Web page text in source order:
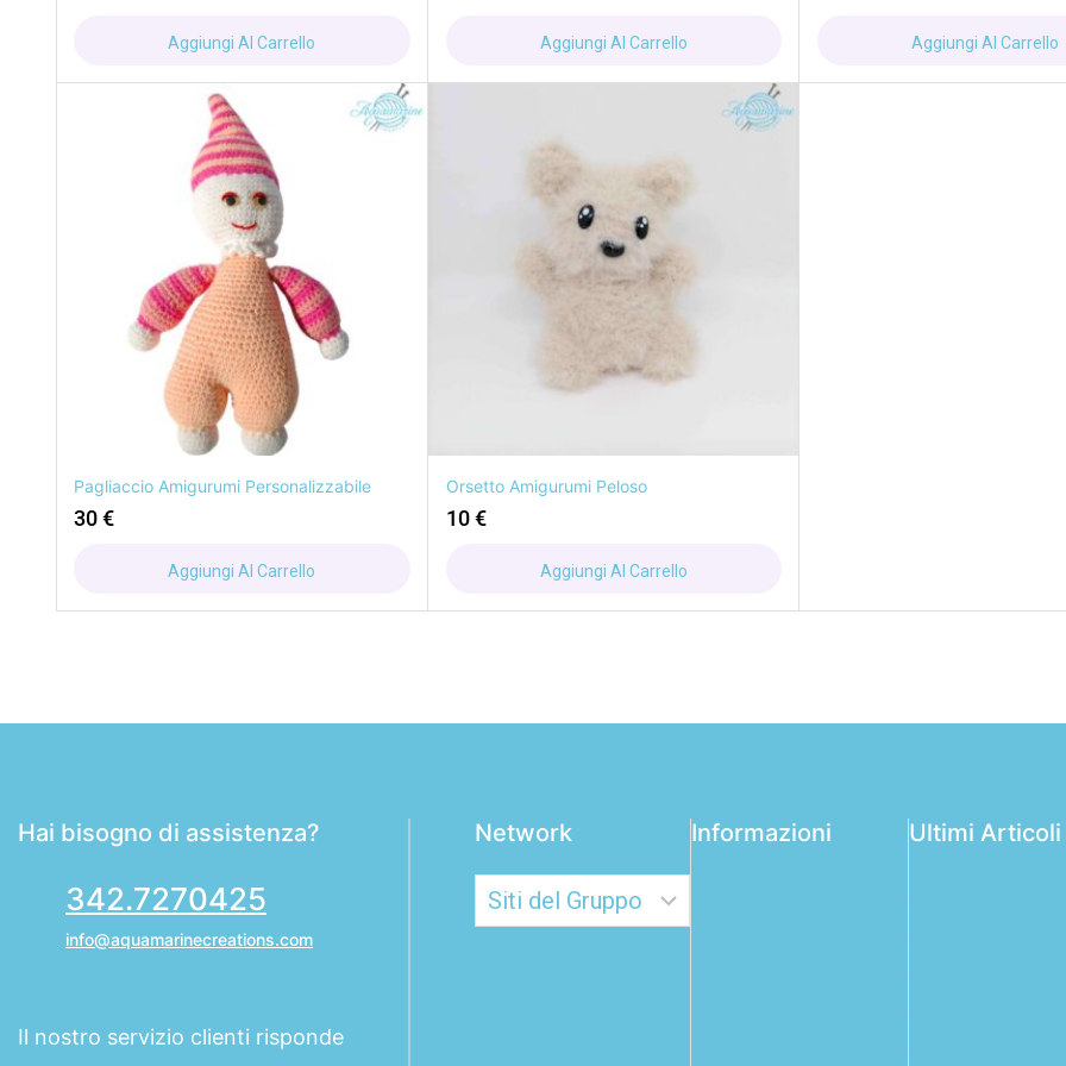
Aggiungi Al Carrello Aggiungi Al Carrello Aggiungi Al Carrello
Pagliaccio Amigurumi Personalizzabile
30€
Aggiungi Al Carrello
Orsetto Amigurumi Peloso
10€
Aggiungi Al Carrello
Hai bisogno di assistenza?
342.7270425
info@aquamarinecreations.com
Il nostro servizio clienti risponde
Network Informazioni Ultimi Articoli